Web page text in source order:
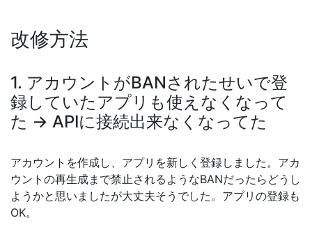
改修方法
1. アカウントがBANされたせいで登
録していたアプリも使えなくなって
た → APIに接続出来なくなってた
アカウントを作成し、アプリを新しく登録しました。アカ
ウントの再生成まで禁止されるようなBANだったらどうし
ようかと思いましたが大丈夫そうでした。アプリの登録も
OK。